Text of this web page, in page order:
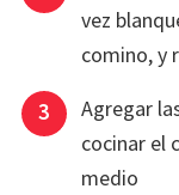
vez
comino, y
Agregar
cocinar el
medio